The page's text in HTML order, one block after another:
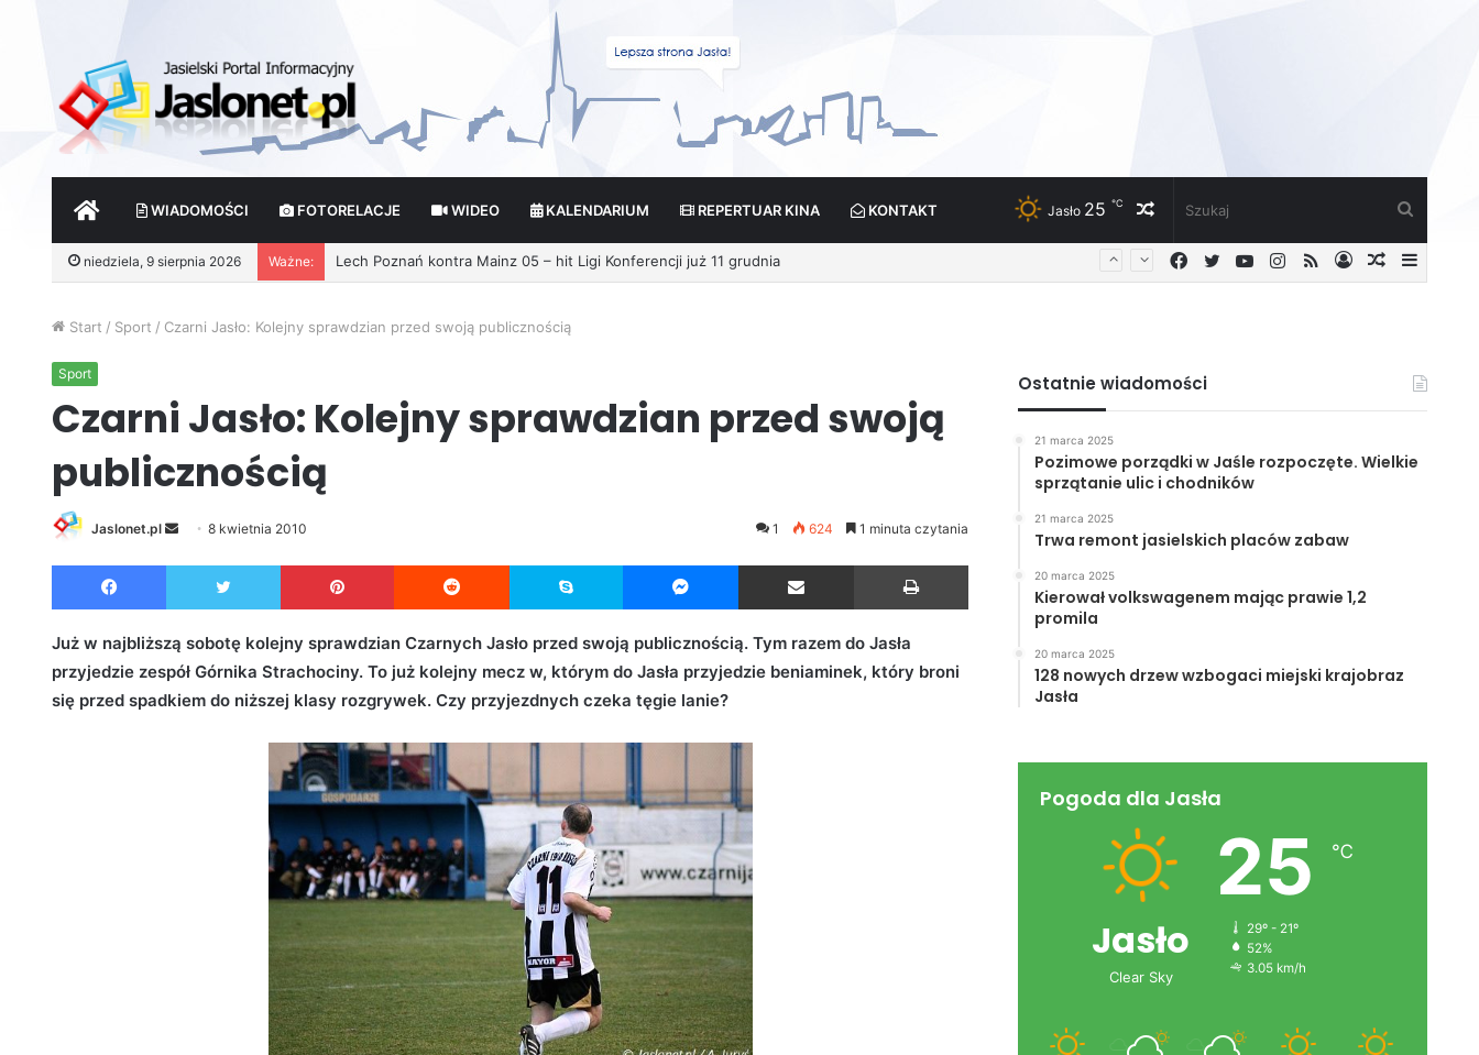
START WIADOMOŚCI FOTORELACJE WIDEO KALENDARIUM REPERTUAR KINA KONTAKT Losowy
artykuł
Jasło 25 ℃
niedziela, 9 sierpnia 2026 Ważne: Wróżby – Prawda czy Fikcja?
Losowy
Zaloguj
RSS
Instagram
YouTube
Twitter
Facebook
Start / Sport / Czarni Jasło: Kolejny sprawdzian przed swoją publicznością
Sport
Czarni Jasło: Kolejny sprawdzian przed swoją
publicznością
Jaslonet.pl
d
8 kwietnia 2010 1 624 1 minuta czytania
Facebook Twitter Pinterest Reddit Skype Messenger Udostępnij przez Email
Już w najbliższą sobotę kolejny sprawdzian Czarnych Jasło przed swoją publicznością. Tym razem do Jasła
przyjedzie zespół Górnika Strachociny. To już kolejny mecz w, którym do Jasła przyjedzie beniaminek, który broni
się przed spadkiem do niższej klasy rozgrywek. Czy przyjezdnych czeka tęgie lanie?
Ostatnie wiadomości
21 marca 2025
Pozimowe porządki w Jaśle rozpoczęte. Wielkie
sprzątanie ulic i chodników
21 marca 2025
Trwa remont jasielskich placów zabaw
20 marca 2025
Kierował volkswagenem mając prawie 1,2
promila
20 marca 2025
128 nowych drzew wzbogaci miejski krajobraz
Jasła
Pogoda dla Jasła
Jasło
Clear Sky
25 ℃
29º - 21º
52%
3.05 km/h